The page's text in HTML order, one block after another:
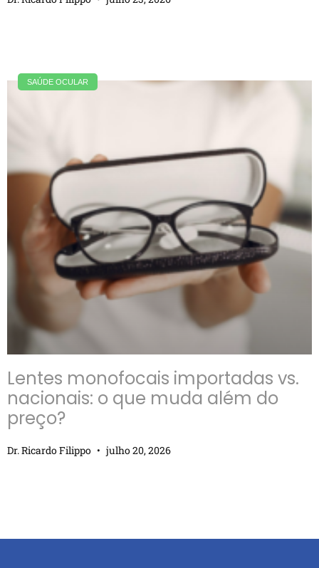
SAÚDE OCULAR
Lentes monofocais importadas vs.
nacionais: o que muda além do
preço?
Dr. Ricardo Filippo julho 20, 2026